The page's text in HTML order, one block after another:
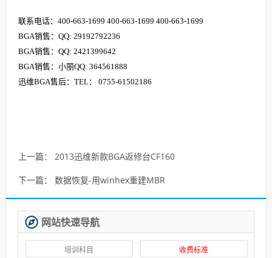
联系电话：400-663-1699 400-663-1699 400-663-1699
BGA销售：QQ: 29192792236
BGA销售：QQ: 2421399642
BGA销售：小丽QQ: 364561888
迅维BGA售后：TEL： 0755-61502186
上一篇： 2013迅维新款BGA返修台CF160
下一篇： 数据恢复-用winhex重建MBR
网站快速导航
培训科目 收费标准